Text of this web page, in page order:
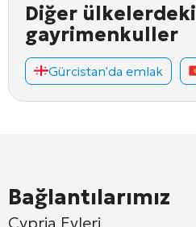
Diğer ülkelerdeki
gayrimenkuller
Gürcistan'da emlak
Bağlantılarımız
Cypria Evleri